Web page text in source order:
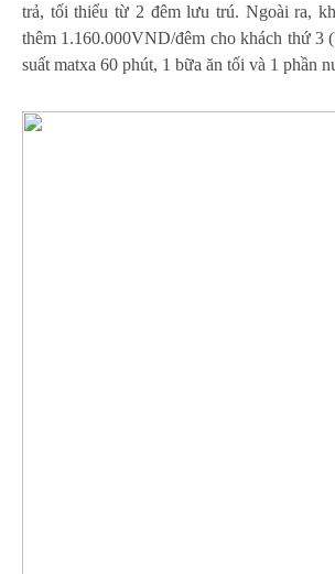
trả, tối thiểu từ 2 đêm lưu trú. Ngoài ra,
thêm 1.160.000VND/đêm cho khách thứ 3
suất matxa 60 phút, 1 bữa ăn tối và 1 phần